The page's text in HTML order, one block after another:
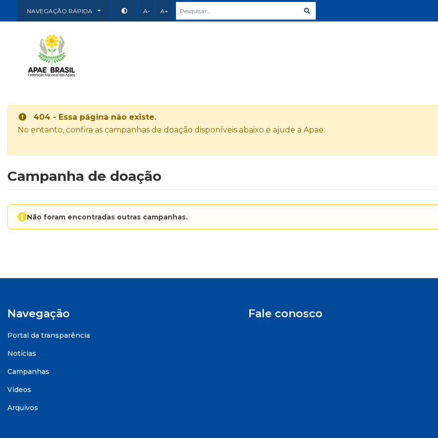
NAVEGAÇÃO RÁPIDA A- A+
404 - Essa página não existe.
No entanto, confira as campanhas de doação disponíveis abaixo e ajude a Apae:
Campanha de doação
Não foram encontradas outras campanhas.
Navegação
Portal da transparência
Notícias
Campanhas
Videos
Arquivos
Fale conosco